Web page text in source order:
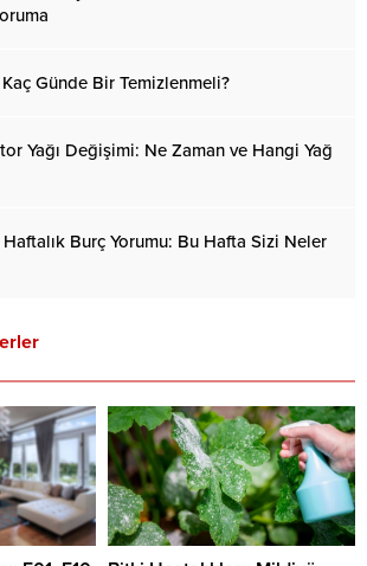
Günde Bir Temizlenmeli?
Yağı Değişimi: Ne Zaman ve Hangi Yağ
Burç Yorumu: Bu Hafta Sizi Neler